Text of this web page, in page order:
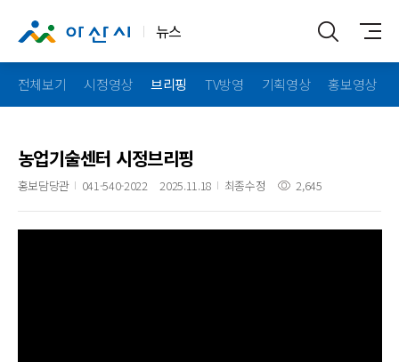
뉴스
전체보기 시정영상 브리핑 TV방영 기획영상 홍보영상
농업기술센터 시정브리핑
홍보담당관 041-540-2022 2025.11.18 최종수정 2,645